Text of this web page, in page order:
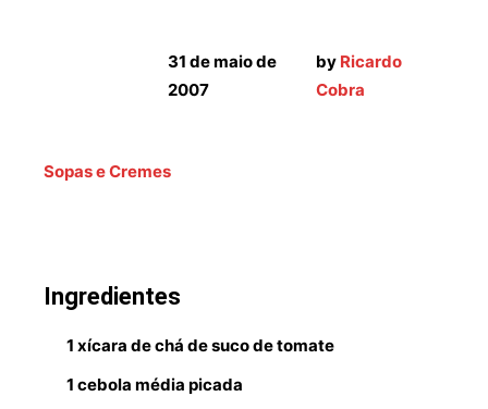
31 de maio de
2007
by Ricardo
Cobra
Sopas e Cremes
Ingredientes
1 xícara de chá de suco de tomate
1 cebola média picada